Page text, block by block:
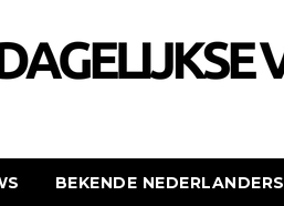
BEKENDE NEDERLANDERS